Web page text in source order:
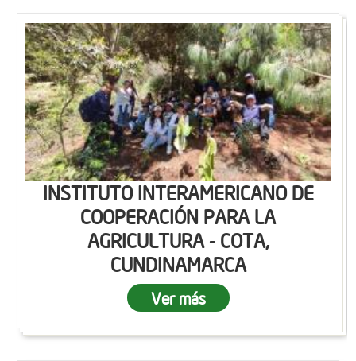
INSTITUTO INTERAMERICANO DE
COOPERACIÓN PARA LA
AGRICULTURA - COTA,
CUNDINAMARCA
Ver más